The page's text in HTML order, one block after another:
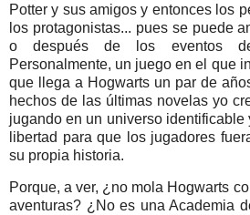
Potter y sus amigos y entonces los
los protagonistas... pues se puede
o después de los eventos
Personalmente, un juego en el que
que llega a Hogwarts un par de
hechos de las últimas novelas yo
jugando en un universo identificable
libertad para que los jugadores
su propia historia.
Porque, a ver, ¿no mola Hogwarts
aventuras? ¿No es una Academia